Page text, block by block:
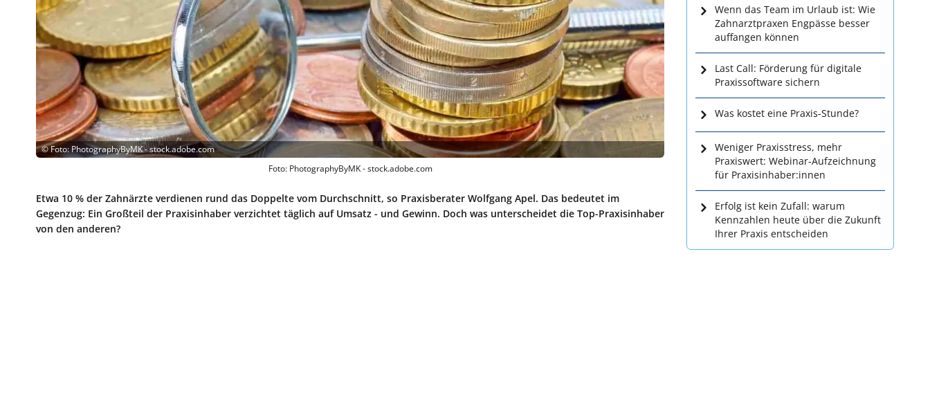
©Foto: PhotographyByMK - stock.adobe.com
Foto: PhotographyByMK - stock.adobe.com
Etwa 10 % der Zahnärzte verdienen rund das Doppelte vom Durchschnitt, so Praxisberater Wolfgang Apel. Das bedeutet im
Gegenzug: Ein Großteil der Praxisinhaber verzichtet täglich auf Umsatz - und Gewinn. Doch was unterscheidet die Top-Praxisinhaber
von den anderen?
Wenn das Team im Urlaub ist: Wie
Zahnarztpraxen Engpässe besser
auffangen können
Last Call: Förderung für digitale
Praxissoftware sichern
Was kostet eine Praxis-Stunde?
Weniger Praxisstress, mehr
Praxiswert: Webinar-Aufzeichnung
für Praxisinhaber:innen
Erfolg ist kein Zufall: warum
Kennzahlen heute über die Zukunft
Ihrer Praxis entscheiden